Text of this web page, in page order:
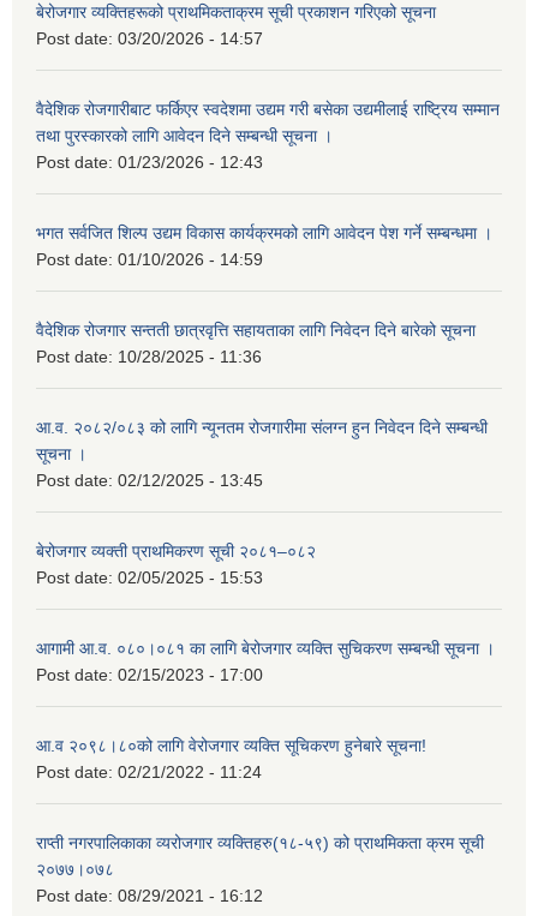
बेरोजगार व्यक्तिहरूको प्राथमिकताक्रम सूची प्रकाशन गरिएको सूचना
Post date: 03/20/2026 - 14:57
वैदेशिक रोजगारीबाट फर्किएर स्वदेशमा उद्यम गरी बसेका उद्यमीलाई राष्ट्रिय सम्मान
तथा पुरस्कारको लागि आवेदन दिने सम्बन्धी सूचना ।
Post date: 01/23/2026 - 12:43
भगत सर्वजित शिल्प उद्यम विकास कार्यक्रमको लागि आवेदन पेश गर्ने सम्बन्धमा ।
Post date: 01/10/2026 - 14:59
वैदेशिक रोजगार सन्तती छात्रवृत्ति सहायताका लागि निवेदन दिने बारेको सूचना
Post date: 10/28/2025 - 11:36
आ.व. २०८२/०८३ को लागि न्यूनतम रोजगारीमा संलग्न हुन निवेदन दिने सम्बन्धी
सूचना ।
Post date: 02/12/2025 - 13:45
बेरोजगार व्यक्ती प्राथमिकरण सूची २०८१–०८२
Post date: 02/05/2025 - 15:53
आगामी आ.व. ०८०।०८१ का लागि बेरोजगार व्यक्ति सुचिकरण सम्बन्धी सूचना ।
Post date: 02/15/2023 - 17:00
आ.व २०९८।८०को लागि वेरोजगार व्यक्ति सूचिकरण हुनेबारे सूचना!
Post date: 02/21/2022 - 11:24
राप्ती नगरपालिकाका व्यरोजगार व्यक्तिहरु(१८-५९) को प्राथमिकता क्रम सूची
२०७७।०७८
Post date: 08/29/2021 - 16:12